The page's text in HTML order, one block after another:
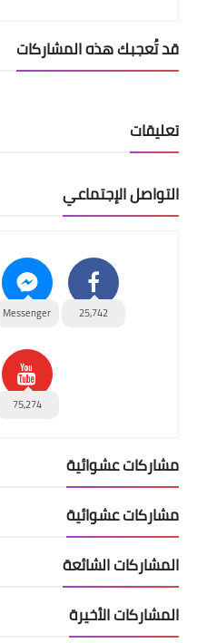
قد تُعجبك هذه المشاركات
تعليقات
التواصل الإجتماعي
25,742
Messenger
75,274
مشاركات عشوائية
مشاركات عشوائية
المشاركات الشائعة
المشاركات الأخيرة